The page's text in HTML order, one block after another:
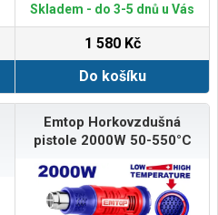
Skladem - do 3-5 dnů u Vás
1 580 Kč
Do košíku
Emtop Horkovzdušná
pistole 2000W 50-550°C